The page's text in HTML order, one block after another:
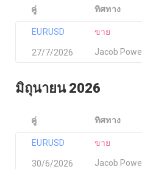
คู่ ทิศทาง
EURUSD
Jacob Powell
ขาย
27/7/2026
มิถุนายน 2026
คู่ ทิศทาง
EURUSD
Jacob Powell
ขาย
30/6/2026